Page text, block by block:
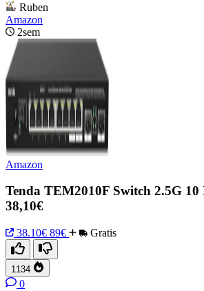
Ruben
Amazon
2sem
Amazon
Tenda TEM2010F Switch 2.5G 10
38,10€
38.10€ 89€ Gratis
1134
0